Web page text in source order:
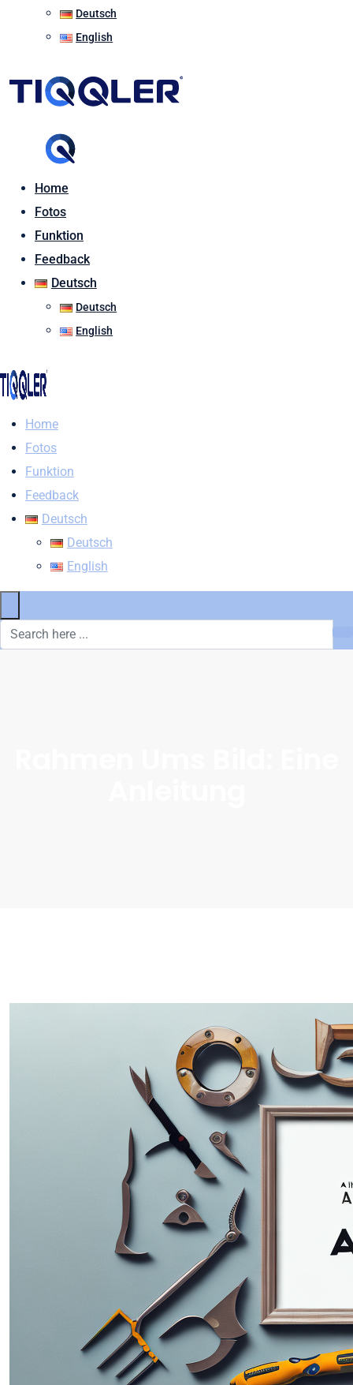
Deutsch
English
Home
Fotos
Funktion
Feedback
Deutsch
Deutsch
English
Home
Fotos
Funktion
Feedback
Deutsch
Deutsch
English